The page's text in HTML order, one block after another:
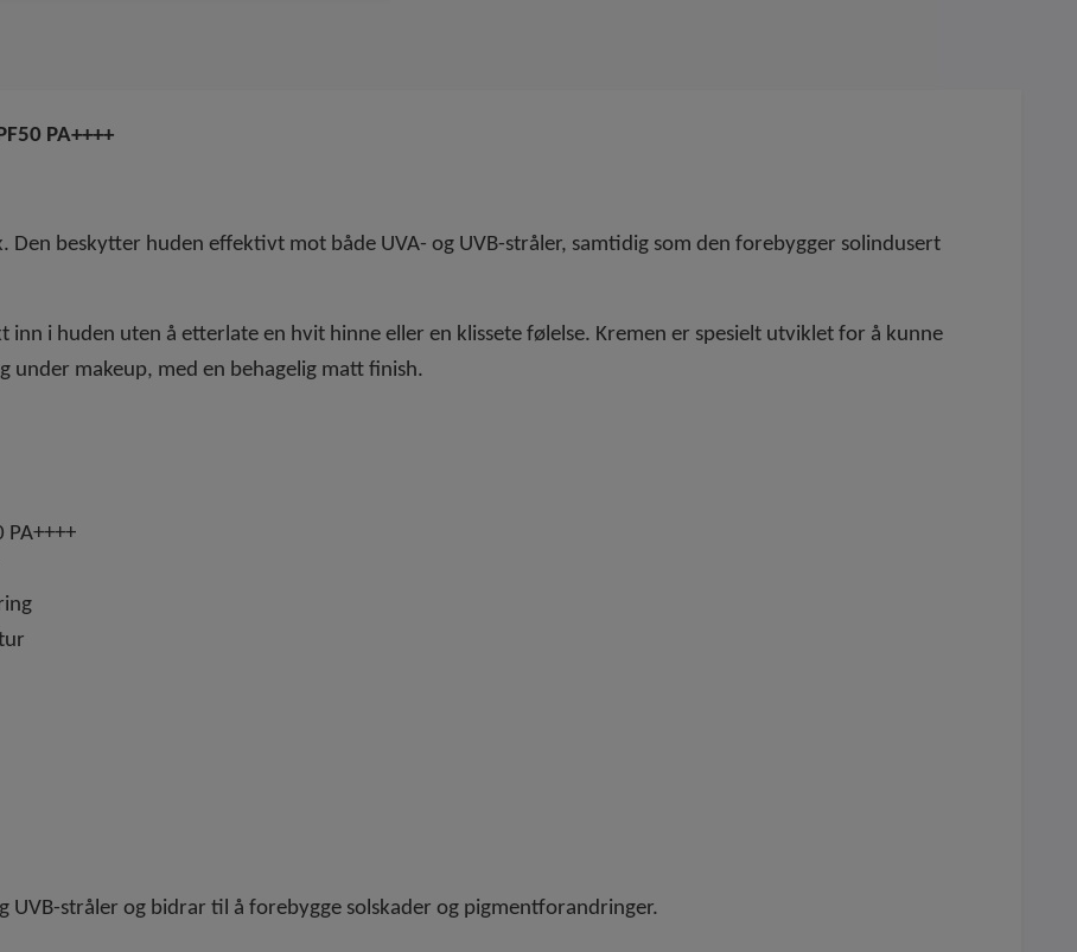
PA++++
beskytter huden effektivt mot både UVA- og UVB-stråler, samtidig som den forebygger solindusert
i huden uten å etterlate en hvit hinne eller en klissete følelse. Kremen er spesielt utviklet for å kunne
under makeup, med en behagelig matt finish.
UVB-stråler og bidrar til å forebygge solskader og pigmentforandringer.